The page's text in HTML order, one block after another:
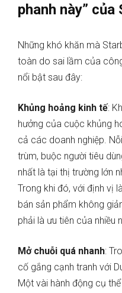
phanh này”
Những khó khăn mà
toàn do sai lầm của
nổi bật sau đây:
Khủng hoảng kinh tế:
hưởng của cuộc khủng
cả các doanh nghiệp.
trùm, buộc người tiêu
nhất là tại thị trường lớn
Trong khi đó, với định vị
bán sản phẩm không
phải là ưu tiên của nhiều
Mở chuỗi quá nhanh:
cố gắng cạnh tranh với
Một vài hành động cụ